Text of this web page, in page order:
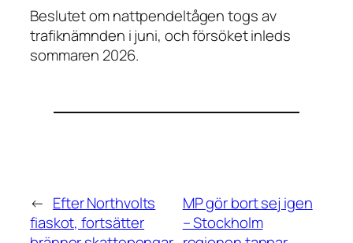
Beslutet om nattpendeltågen togs av
trafiknämnden i juni, och försöket inleds
sommaren 2026.
← Efter Northvolts
fiaskot, fortsätter
MP gör bort sej igen
– Stockholm